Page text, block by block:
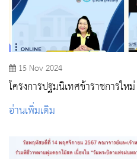
15 Nov 2024
โครงการปฐมนิเทศข้าราชการใหม่ “หลักสูตรต้นกล้าข้าราชการ”
รุ่น 1/2568
อ่านเพิ่มเติม